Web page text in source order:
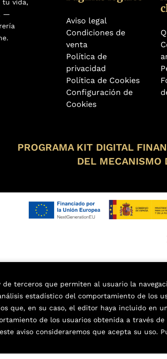
tu vida,
—
Aviso legal
Condiciones de
venta
Política de
privacidad
Política de Cookies
Configuración de
Cookies
PROGRAMA KIT DIGITAL
DEL MECANISMO
Nuevos y Usados en Elche. Todos los
terceros que permiten al usuario la
estadístico del comportamiento de los
que, en su caso, el editor haya incluido en
de los usuarios obtenida a través
aviso consideraremos que acepta su uso.